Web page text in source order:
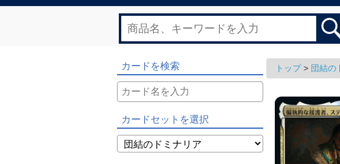
カードを検索
カードセットを選択
トップ> 団結の